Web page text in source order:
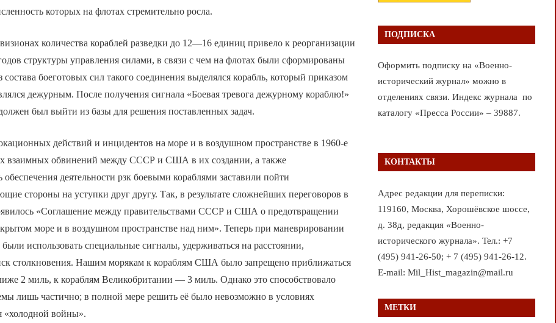
которых на флотах стремительно росла.
количества кораблей разведки до 12—16 единиц привело к реорганизации
структуры управления силами, в связи с чем на флотах были сформированы
боеготовых сил такого соединения выделялся корабль, который приказом
дежурным. После получения сигнала «Боевая тревога дежурному кораблю!»
должен был выйти из базы для решения поставленных задач.
действий и инцидентов на море и в воздушном пространстве в 1960-е
взаимных обвинений между СССР и США в их создании, а также
обеспечения деятельности рзк боевыми кораблями заставили пойти
стороны на уступки друг другу. Так, в результате сложнейших переговоров в
«Соглашение между правительствами СССР и США о предотвращении
море и в воздушном пространстве над ним». Теперь при маневрировании
использовать специальные сигналы, удерживаться на расстоянии,
столкновения. Нашим морякам к кораблям США было запрещено приближаться
2 миль, к кораблям Великобритании — 3 миль. Однако это способствовало
лишь частично; в полной мере решить её было невозможно в условиях
«холодной войны».
ПОДПИСКА
Оформить подписку на «Военно-
исторический журнал» можно в
отделениях связи. Индекс журнала по
каталогу «Пресса России» – 39887.
КОНТАКТЫ
Адрес редакции для переписки:
119160, Москва, Хорошёвское шоссе,
д. 38д, редакция «Военно-
исторического журнала». Тел.: +7
(495) 941-26-50; + 7 (495) 941-26-12.
E-mail: Mil_Hist_magazin@mail.ru
МЕТКИ